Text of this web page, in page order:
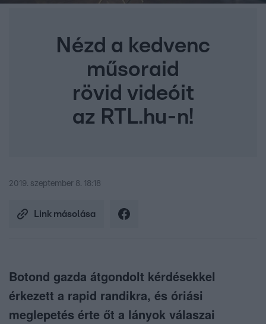
Nézd a kedvenc
műsoraid
rövid videóit
az RTL.hu-n!
2019. szeptember 8. 18:18
Link másolása
Botond gazda átgondolt kérdésekkel
érkezett a rapid randikra, és óriási
meglepetés érte őt a lányok válaszai